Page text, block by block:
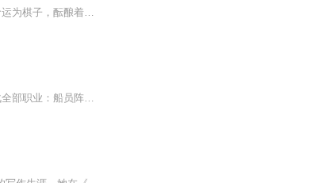
宙斯、波塞冬、雅典娜、阿瑞斯、阿波罗……奥林匹斯诸神高坐云端、各怀心思，他们以凡人的命运为棋子，酝酿着一场狂风骤雨的权力博弈。特洛伊王子帕里斯掳走了希腊美女海伦，希腊大国王阿伽门农终于等来了向特洛伊开战的借口。阿喀琉斯、奥德修斯、埃阿斯...
太空狼人杀诸神之战模式，超多职业，各显神通，精彩刺激，紧张氛围满满，欢迎你来！诸神之战全部职业：船员阵营——船员，工程师，警长，预言家，诱捕者，保安，医生，守卫，换票师，市长，潜伏者，侦探，管道工，守望者，情报员，老兵，狱卒，黑客，时间...